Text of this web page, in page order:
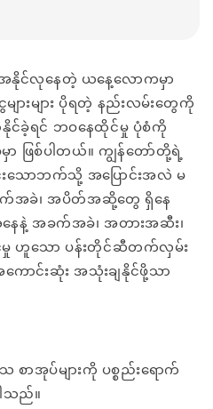
အနိုင်လုနေတဲ့ ယနေ့လောကမှာ
ျားများ ပိုရတဲ့ နည်းလမ်းတွေကို
င်ခဲ့ရင် ဘဝနေထိုင်မှု ပုံစံကို
ဖြစ်ပါတယ်။ ကျွန်တော်တို့ရဲ့
သောဘက်သို့ အပြောင်းအလဲ မ
က်အခဲ၊ အပိတ်အဆို့တွေ ရှိနေ
နဲ့ အခက်အခဲ၊ အတားအဆီး၊
ဟူသော ပန်းတိုင်ဆီတက်လှမ်း
ောင်းဆုံး အသုံးချနိုင်ဖို့သာ
စာအုပ်များကို ပစ္စည်းရောက်
ါသည်။